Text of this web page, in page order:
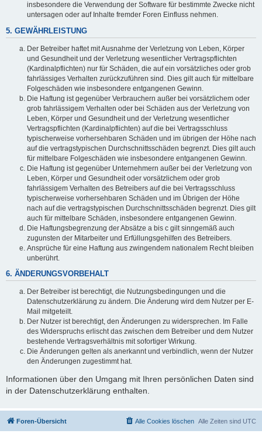
insbesondere die Verwendung der Software für bestimmte Zwecke nicht
untersagen oder auf Inhalte fremder Foren Einfluss nehmen.
5. GEWÄHRLEISTUNG
Der Betreiber haftet mit Ausnahme der Verletzung von Leben, Körper
und Gesundheit und der Verletzung wesentlicher Vertragspflichten
(Kardinalpflichten) nur für Schäden, die auf ein vorsätzliches oder grob
fahrlässiges Verhalten zurückzuführen sind. Dies gilt auch für mittelbare
Folgeschäden wie insbesondere entgangenen Gewinn.
Die Haftung ist gegenüber Verbrauchern außer bei vorsätzlichem oder
grob fahrlässigem Verhalten oder bei Schäden aus der Verletzung von
Leben, Körper und Gesundheit und der Verletzung wesentlicher
Vertragspflichten (Kardinalpflichten) auf die bei Vertragsschluss
typischerweise vorhersehbaren Schäden und im übrigen der Höhe nach
auf die vertragstypischen Durchschnittsschäden begrenzt. Dies gilt auch
für mittelbare Folgeschäden wie insbesondere entgangenen Gewinn.
Die Haftung ist gegenüber Unternehmern außer bei der Verletzung von
Leben, Körper und Gesundheit oder vorsätzlichem oder grob
fahrlässigem Verhalten des Betreibers auf die bei Vertragsschluss
typischerweise vorhersehbaren Schäden und im Übrigen der Höhe
nach auf die vertragstypischen Durchschnittsschäden begrenzt. Dies gilt
auch für mittelbare Schäden, insbesondere entgangenen Gewinn.
Die Haftungsbegrenzung der Absätze a bis c gilt sinngemäß auch
zugunsten der Mitarbeiter und Erfüllungsgehilfen des Betreibers.
Ansprüche für eine Haftung aus zwingendem nationalem Recht bleiben
unberührt.
6. ÄNDERUNGSVORBEHALT
Der Betreiber ist berechtigt, die Nutzungsbedingungen und die
Datenschutzerklärung zu ändern. Die Änderung wird dem Nutzer per E-
Mail mitgeteilt.
Der Nutzer ist berechtigt, den Änderungen zu widersprechen. Im Falle
des Widerspruchs erlischt das zwischen dem Betreiber und dem Nutzer
bestehende Vertragsverhältnis mit sofortiger Wirkung.
Die Änderungen gelten als anerkannt und verbindlich, wenn der Nutzer
den Änderungen zugestimmt hat.
Informationen über den Umgang mit Ihren persönlichen Daten sind
in der Datenschutzerklärung enthalten.
Foren-Übersicht Alle Zeiten sind UTC
Alle Cookies löschen